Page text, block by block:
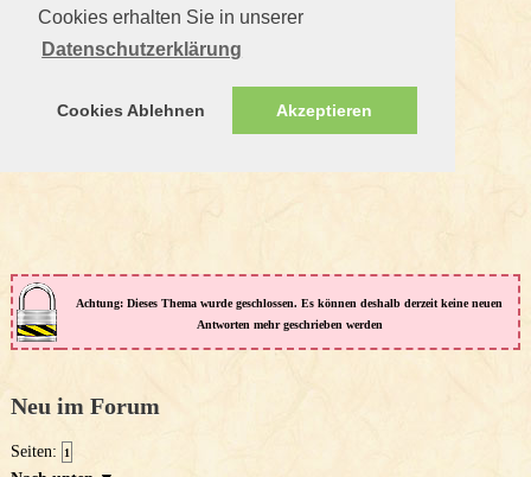
Cookies erhalten Sie in unserer
Datenschutzerklärung
Cookies Ablehnen Akzeptieren
Achtung: Dieses Thema wurde geschlossen. Es können deshalb derzeit keine neuen
Antworten mehr geschrieben werden
Neu im Forum
Seiten: 1